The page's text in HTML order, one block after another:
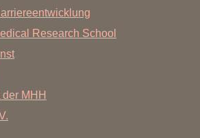
Research School
MHH